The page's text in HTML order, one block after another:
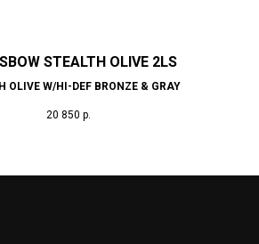
STEALTH OLIVE 2LS
OLIVE W/HI-DEF BRONZE & GRAY
20 850 р.